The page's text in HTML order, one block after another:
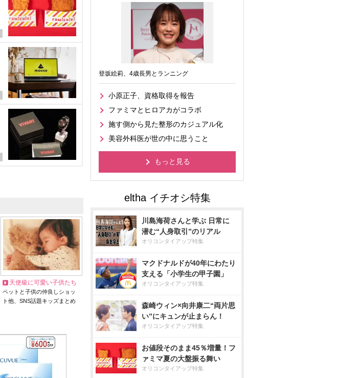
天使級に可愛い子供たち
ペットと子供の仲良しショッ
ト他、SNS話題キッズまとめ
登坂絵莉、4歳長男とランニング
小原正子、資格取得を報告
ファミマとヒロアカがコラボ
施す側から見た整形のカジュアル化
美容外科医が世の中に思うこと
もっと見る
川島海荷さんと学ぶ 日常に
潜む“人身取引”のリアル
オリコンタイアップ特集
マクドナルドが40年にわたり
支える「小学生の甲子園」
オリコンタイアップ特集
森崎ウィン×向井康二“両片思
い”にキュンが止まらん！
オリコンタイアップ特集
お値段そのまま45％増量！フ
ァミマ夏の大盤振る舞い
オリコンタイアップ特集